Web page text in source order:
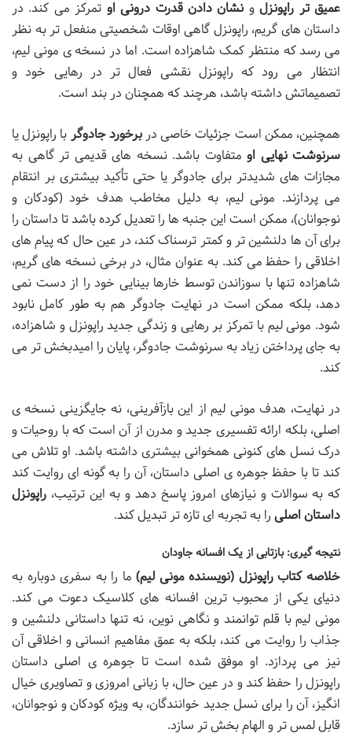
عمیق تر راپونزلو نشان دادن قدرت درونی او تمرکز می کند. در
داستان های گریم، راپونزل گاهی اوقات شخصیتی منفعل تر به نظر
می رسد که منتظر کمک شاهزاده است. اما در نسخه ی مونی لیم،
انتظار می رود که راپونزل نقشی فعال تر در رهایی خود و
تصمیماتش داشته باشد، هرچند که همچنان در بند است.
همچنین، ممکن است جزئیات خاصی دربرخورد جادوگر با راپونزل یا
سرنوشت نهایی او متفاوت باشد. نسخه های قدیمی تر گاهی به
مجازات های شدیدتر برای جادوگر یا حتی تأکید بیشتری بر انتقام
می پردازند. مونی لیم، به دلیل مخاطب هدف خود (کودکان و
نوجوانان)، ممکن است این جنبه ها را تعدیل کرده باشد تا داستان را
برای آن ها دلنشین تر و کمتر ترسناک کند، در عین حال که پیام های
اخلاقی را حفظ می کند. به عنوان مثال، در برخی نسخه های گریم،
شاهزاده تنها با سوزاندن توسط خارها بینایی خود را از دست نمی
دهد، بلکه ممکن است در نهایت جادوگر هم به طور کامل نابود
شود. مونی لیم با تمرکز بر رهایی و زندگی جدید راپونزل و شاهزاده،
به جای پرداختن زیاد به سرنوشت جادوگر، پایان را امیدبخش تر می
کند.
در نهایت، هدف مونی لیم از این بازآفرینی، نه جایگزینی نسخه ی
اصلی، بلکه ارائه تفسیری جدید و مدرن از آن است که با روحیات و
درک نسل های کنونی همخوانی بیشتری داشته باشد. او تلاش می
کند تا با حفظ جوهره ی اصلی داستان، آن را به گونه ای روایت کند
که به سوالات و نیازهای امروز پاسخ دهد و به این ترتیب، راپونزل
داستان اصلی را به تجربه ای تازه تر تبدیل کند.
نتیجه گیری: بازتابی از یک افسانه جاودان
خلاصه کتاب راپونزل (نویسنده مونی لیم)ما را به سفری دوباره به
دنیای یکی از محبوب ترین افسانه های کلاسیک دعوت می کند.
مونی لیم با قلم توانمند و نگاهی نوین، نه تنها داستانی دلنشین و
جذاب را روایت می کند، بلکه به عمق مفاهیم انسانی و اخلاقی آن
نیز می پردازد. او موفق شده است تا جوهره ی اصلی داستان
راپونزل را حفظ کند و در عین حال، با زبانی امروزی و تصاویری خیال
انگیز، آن را برای نسل جدید خوانندگان، به ویژه کودکان و نوجوانان،
قابل لمس تر و الهام بخش تر سازد.